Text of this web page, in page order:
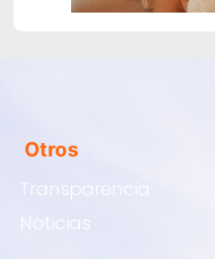
Otros
Transparencia
Noticias